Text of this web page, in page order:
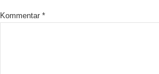
Kommentar *